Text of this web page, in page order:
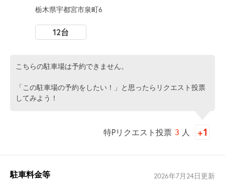
栃木県宇都宮市泉町6
12台
こちらの駐車場は予約できません。
「この駐車場の予約をしたい！」と思ったらリクエスト投票
してみよう！
特Pリクエスト投票 3 人
駐車料金等 2026年7月24日更新